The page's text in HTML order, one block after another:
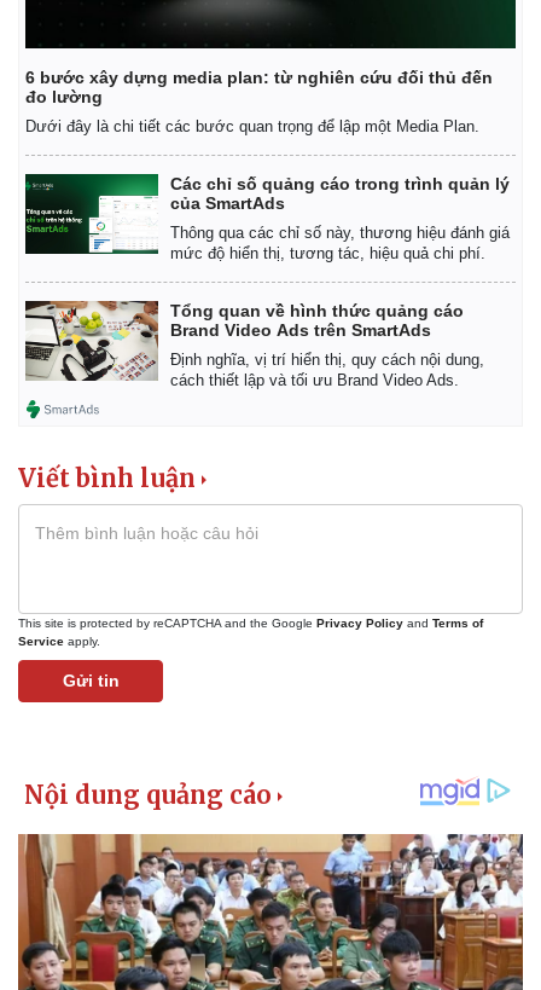
Pháp luật
Vụ án
Tin nóng
Tư vấn luật
Quân sự - Quốc phòng
Việt Nam
Phân tích
6 bước xây dựng media plan: từ nghiên cứu đối thủ đến
đo lường
Dưới đây là chi tiết các bước quan trọng để lập một Media Plan.
Các chỉ số quảng cáo trong trình quản lý
của SmartAds
Thông qua các chỉ số này, thương hiệu đánh giá
mức độ hiển thị, tương tác, hiệu quả chi phí.
Tổng quan về hình thức quảng cáo
Brand Video Ads trên SmartAds
Định nghĩa, vị trí hiển thị, quy cách nội dung,
cách thiết lập và tối ưu Brand Video Ads.
Viết bình luận
This site is protected by reCAPTCHA and the Google Privacy Policy and Terms of
Service apply.
Gửi tin